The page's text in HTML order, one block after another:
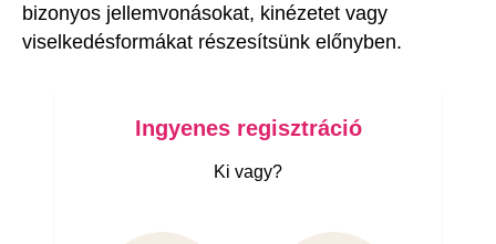
bizonyos jellemvonásokat, kinézetet vagy
viselkedésformákat részesítsünk előnyben.
Ingyenes regisztráció
Ki vagy?